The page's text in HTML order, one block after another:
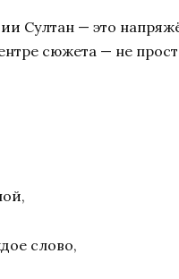
Султан — это
сюжета — не
слово,